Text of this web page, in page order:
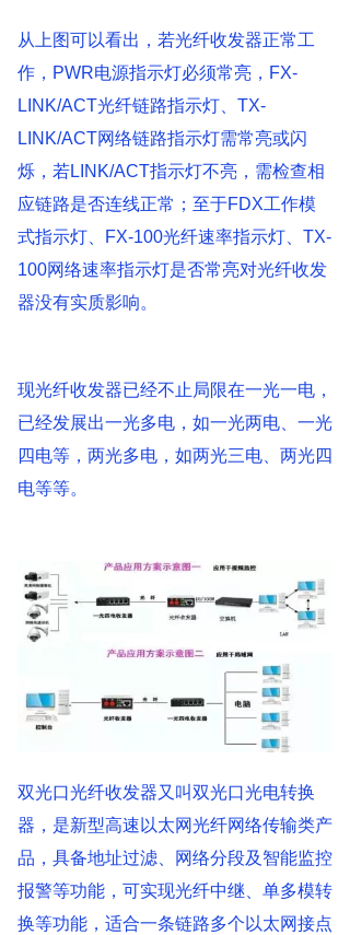
从上图可以看出，若光纤收发器正常工
作，PWR电源指示灯必须常亮，FX-
LINK/ACT光纤链路指示灯、TX-
LINK/ACT网络链路指示灯需常亮或闪
烁，若LINK/ACT指示灯不亮，需检查相
应链路是否连线正常；至于FDX工作模
式指示灯、FX-100光纤速率指示灯、TX-
100网络速率指示灯是否常亮对光纤收发
器没有实质影响。
现光纤收发器已经不止局限在一光一电，
已经发展出一光多电，如一光两电、一光
四电等，两光多电，如两光三电、两光四
电等等。
双光口光纤收发器又叫双光口光电转换
器，是新型高速以太网光纤网络传输类产
品，具备地址过滤、网络分段及智能监控
报警等功能，可实现光纤中继、单多模转
换等功能，适合一条链路多个以太网接点